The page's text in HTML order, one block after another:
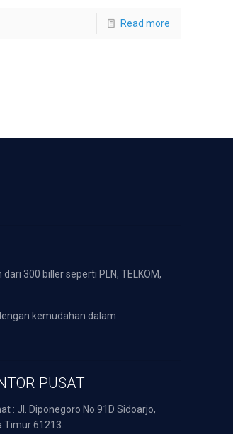
Read more
300 biller seperti PLN, TELKOM,
kemudahan dalam
PUSAT
: Jl. Diponegoro No.91D Sidoarjo,
Timur 61213.